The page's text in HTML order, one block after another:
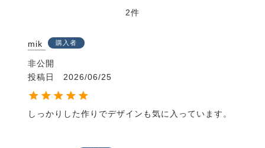
2
mik 購入者
非公開
投稿日
2026/06/25
しっかりした作りでデザインも気に入っています。